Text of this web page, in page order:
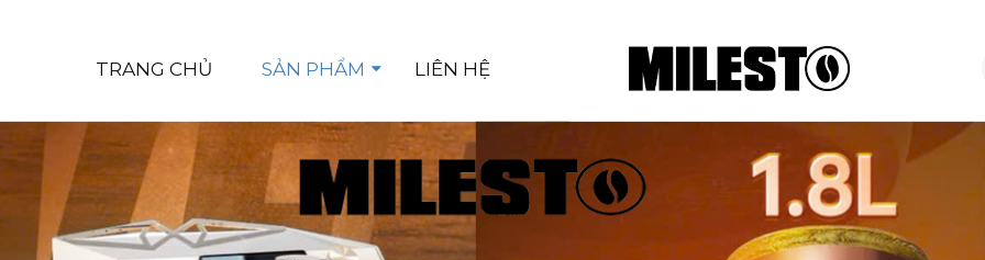
TRANG CHỦ SẢN PHẨM LIÊN HỆ